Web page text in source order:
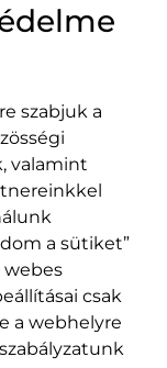
400489 Kolozsvár,
Majális utca, 60.
szám
fax:0264 590 758
email:
office@rmdsz.ro
szabjuk a
valamint
a sütiket”
csak
a webhelyre